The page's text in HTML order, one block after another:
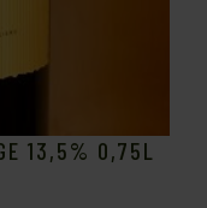
13,5% 0,75L